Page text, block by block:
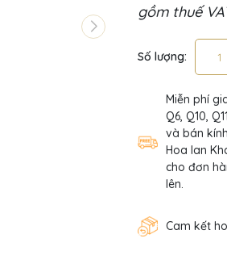
gồm thuế
Số lượng:
Miễn phí
Q6, Q10,
và bán
Hoa lan
cho đơn
lên.
Cam kết